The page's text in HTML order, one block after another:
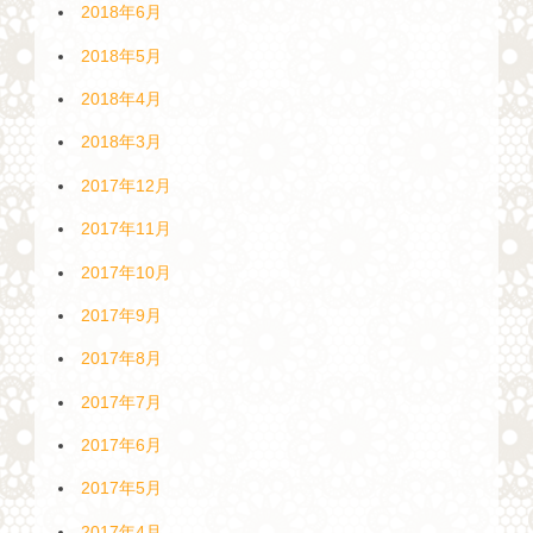
2018年6月
2018年5月
2018年4月
2018年3月
2017年12月
2017年11月
2017年10月
2017年9月
2017年8月
2017年7月
2017年6月
2017年5月